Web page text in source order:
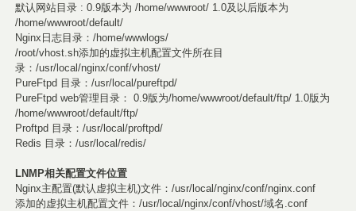
默认网站目录 : 0.9版本为 /home/wwwroot/ 1.0及以后版本为
/home/wwwroot/default/
Nginx日志目录：/home/wwwlogs/
/root/vhost.sh添加的虚拟主机配置文件所在目
录：/usr/local/nginx/conf/vhost/
PureFtpd 目录：/usr/local/pureftpd/
PureFtpd web管理目录： 0.9版为/home/wwwroot/default/ftp/ 1.0版为
/home/wwwroot/default/ftp/
Proftpd 目录：/usr/local/proftpd/
Redis 目录：/usr/local/redis/
LNMP相关配置文件位置
Nginx主配置(默认虚拟主机)文件：/usr/local/nginx/conf/nginx.conf
添加的虚拟主机配置文件：/usr/local/nginx/conf/vhost/域名.conf